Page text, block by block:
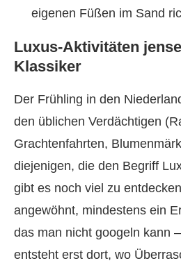
eigenen Füßen im Sand
Luxus-Aktivitäten
Klassiker
Der Frühling in den
den üblichen Verdächtigen
Grachtenfahrten,
diejenigen, die den Begriff
gibt es noch viel zu
angewöhnt, mindestens ein
das man nicht googeln kann
entsteht erst dort, wo